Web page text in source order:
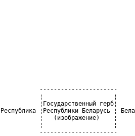
           ----------------------
           ¦                    ¦
¦Государственный герб¦
Республика ¦Республики
¦   (изображение)    ¦
¦                    ¦
----------------------